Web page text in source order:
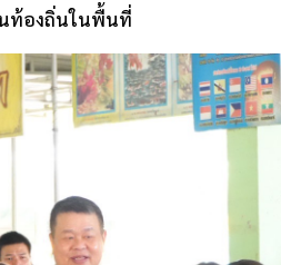
ท้องถิ่นในพื้นที่